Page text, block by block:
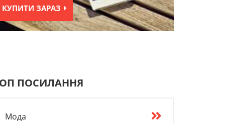
КУПИТИ ЗАРАЗ
ПОСИЛАННЯ
Мода